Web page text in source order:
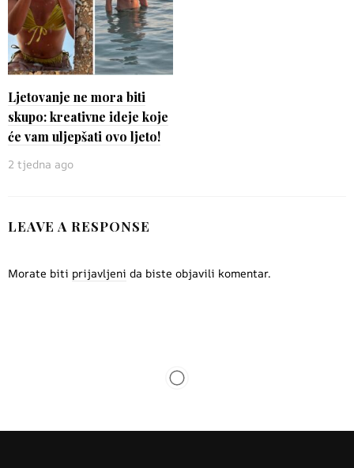
Ljetovanje ne mora biti
skupo: kreativne ideje koje
će vam uljepšati ovo ljeto!
2 tjedna ago
LEAVE A RESPONSE
Morate biti prijavljeni da biste objavili komentar.